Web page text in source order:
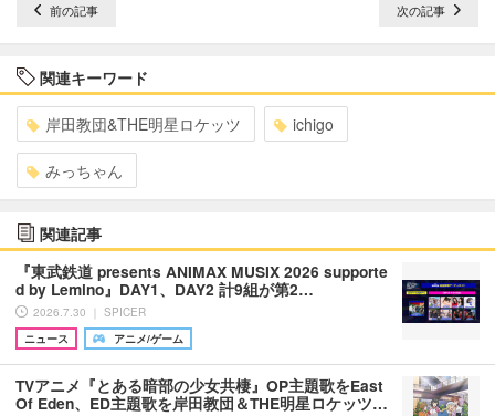
前の記事 次の記事
関連キーワード
岸田教団&THE明星ロケッツ ichigo
みっちゃん
関連記事
『東武鉄道 presents ANIMAX MUSIX 2026 supporte
d by Lemino』DAY1、DAY2 計9組が第2…
2026.7.30 ｜ SPICER
ニュース
アニメ/ゲーム
TVアニメ『とある暗部の少女共棲』OP主題歌をEast
Of Eden、ED主題歌を岸田教団＆THE明星ロケッツ…